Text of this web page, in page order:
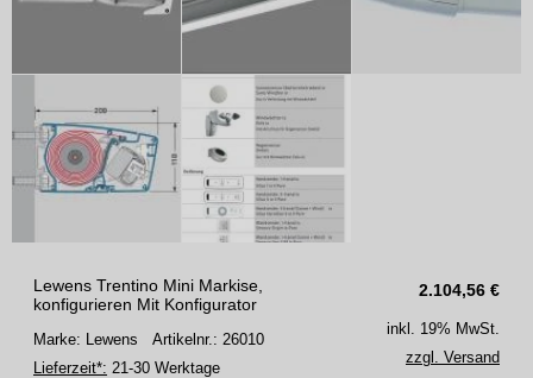
2.104,56 €
Lewens Trentino Mini Markise,
konfigurieren Mit Konfigurator
Marke: Lewens Artikelnr.: 26010
Lieferzeit*: 21-30 Werktage
inkl. 19% MwSt.
zzgl. Versand